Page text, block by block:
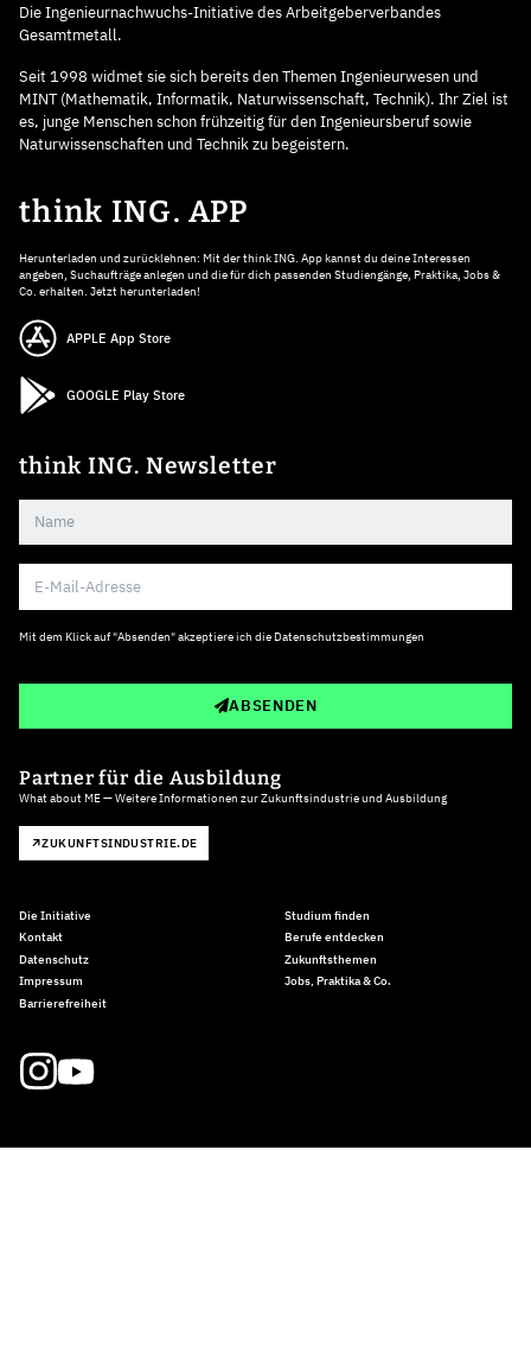
Die Ingenieurnachwuchs-Initiative des Arbeitgeberverbandes
Gesamtmetall.
Seit 1998 widmet sie sich bereits den Themen Ingenieurwesen und
MINT (Mathematik, Informatik, Naturwissenschaft, Technik). Ihr Ziel ist
es, junge Menschen schon frühzeitig für den Ingenieursberuf sowie
Naturwissenschaften und Technik zu begeistern.
think ING. APP
Herunterladen und zurücklehnen: Mit der think ING. App kannst du deine Interessen
angeben, Suchaufträge anlegen und die für dich passenden Studiengänge, Praktika, Jobs &
Co. erhalten. Jetzt herunterladen!
APPLE App Store
GOOGLE Play Store
think ING. Newsletter
Mit dem Klick auf "Absenden" akzeptiere ich die Datenschutzbestimmungen
ABSENDEN
Partner für die Ausbildung
What about ME — Weitere Informationen zur Zukunftsindustrie und Ausbildung
ZUKUNFTSINDUSTRIE.DE
Die Initiative
Kontakt
Datenschutz
Impressum
Barrierefreiheit
Studium finden
Berufe entdecken
Zukunftsthemen
Jobs, Praktika & Co.